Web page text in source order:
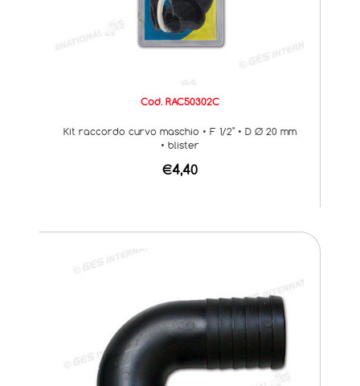
Cod. RAC50302C
Kit raccordo curvo maschio • F 1/2" • D Ø 20 mm
• blister
€4,40